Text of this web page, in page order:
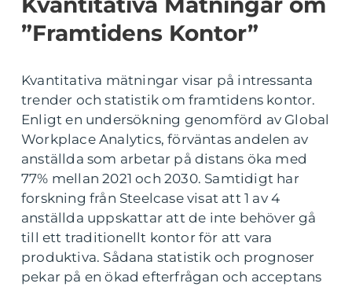
”Framtidens Kontor”
Kvantitativa mätningar visar på intressanta
trender och statistik om framtidens kontor.
Enligt en undersökning genomförd av Global
Workplace Analytics, förväntas andelen av
anställda som arbetar på distans öka med
77% mellan 2021 och 2030. Samtidigt har
forskning från Steelcase visat att 1 av 4
anställda uppskattar att de inte behöver gå
till ett traditionellt kontor för att vara
produktiva. Sådana statistik och prognoser
pekar på en ökad efterfrågan och acceptans